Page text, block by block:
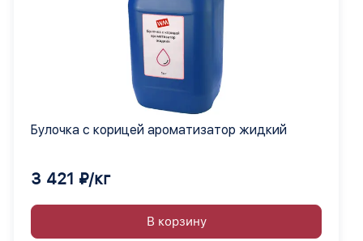
Булочка с корицей ароматизатор жидкий
3 421 ₽/кг
В корзину